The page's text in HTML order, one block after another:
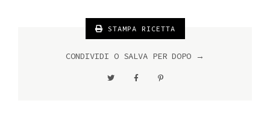
STAMPA RICETTA
CONDIVIDI O SALVA PER DOPO →